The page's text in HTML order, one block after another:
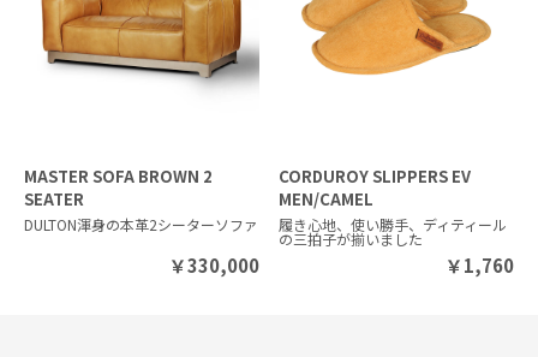
MASTER SOFA BROWN 2
SEATER
DULTON渾身の本革2シーターソファ
￥330,000
CORDUROY SLIPPERS EV
MEN/CAMEL
履き心地、使い勝手、ディティール
の三拍子が揃いました
￥1,760